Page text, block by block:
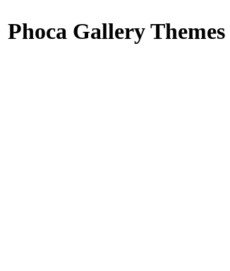
Phoca Gallery Themes